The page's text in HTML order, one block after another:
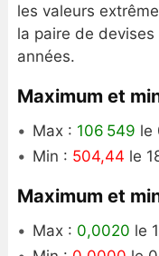
les valeurs
la paire de
années.
Maximum et
Max : 106 549 le
Min : 504,44 le
Maximum et
Max : 0,0020 le